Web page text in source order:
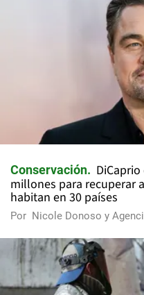
Conservación
millones para recuperar
habitan en 30 países
Por Nicole Donoso y